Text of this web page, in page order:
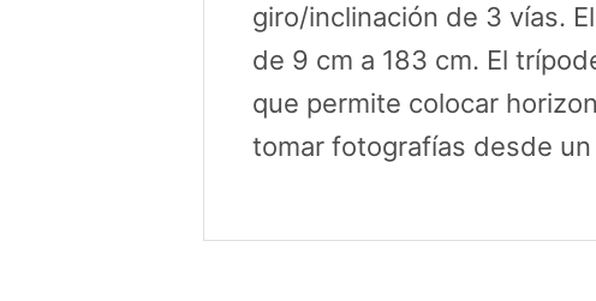
giro/inclinación de 3 vías.
de 9 cm a 183 cm. El
que permite colocar
tomar fotografías desde un